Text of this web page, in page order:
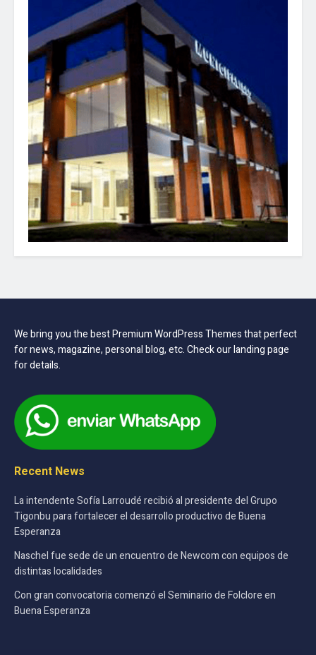
We bring you the best Premium WordPress Themes that perfect
for news, magazine, personal blog, etc. Check our landing page
for details.
Recent News
La intendente Sofía Larroudé recibió al presidente del Grupo
Tigonbu para fortalecer el desarrollo productivo de Buena
Esperanza
Naschel fue sede de un encuentro de Newcom con equipos de
distintas localidades
Con gran convocatoria comenzó el Seminario de Folclore en
Buena Esperanza